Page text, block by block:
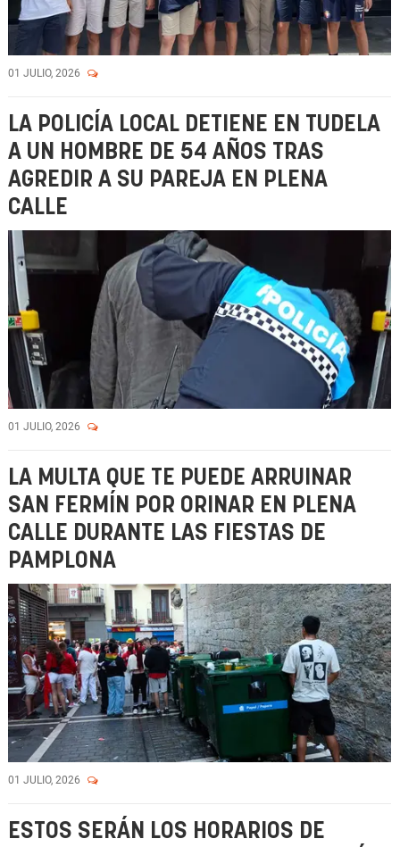
01 JULIO, 2026
LA POLICÍA LOCAL DETIENE EN TUDELA
A UN HOMBRE DE 54 AÑOS TRAS
AGREDIR A SU PAREJA EN PLENA
CALLE
01 JULIO, 2026
LA MULTA QUE TE PUEDE ARRUINAR
SAN FERMÍN POR ORINAR EN PLENA
CALLE DURANTE LAS FIESTAS DE
PAMPLONA
01 JULIO, 2026
ESTOS SERÁN LOS HORARIOS DE